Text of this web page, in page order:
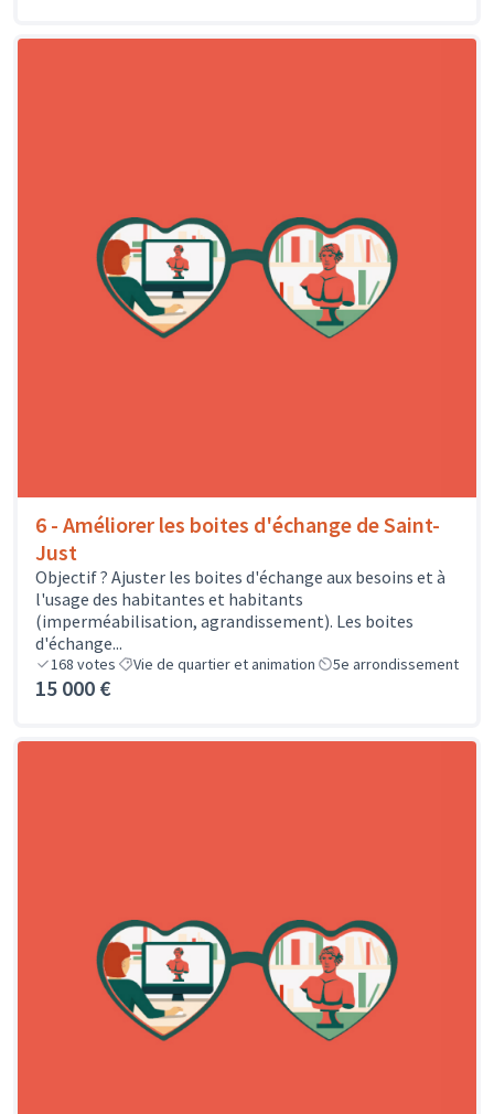
6 - Améliorer les boites d'échange de Saint-
Just
Objectif ? Ajuster les boites d'échange aux besoins et à
l'usage des habitantes et habitants
(imperméabilisation, agrandissement). Les boites
d'échange...
168 votes Vie de quartier et animation 5e arrondissement
15 000 €